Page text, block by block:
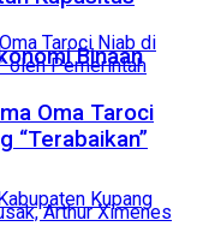
Binaan
Oma Taroci
“Terabaikan”